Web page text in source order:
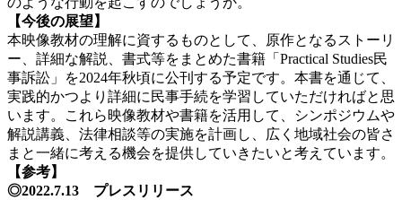
【今後の展望】
本映像教材の理解に資するものとして、原作となるストーリ
ー、詳細な解説、書式等をまとめた書籍「Practical Studies民
事訴訟」を2024年秋頃に公刊する予定です。本書を通じて、
実践的かつより詳細に民事手続を学習していただければと思
います。これら映像教材や書籍を活用して、シンポジウムや
解説講義、法律相談等の実施を計画し、広く地域社会の皆さ
まと一緒に考える機会を提供していきたいと考えています。
【参考】
◎2022.7.13 プレスリリース